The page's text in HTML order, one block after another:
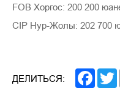
FOB Хоргос: 200 200
CIP Нур-Жолы: 202 700
ДЕЛИТЬСЯ: